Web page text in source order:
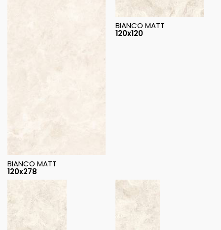
BIANCO MATT
120x278
BIANCO MATT
120x120